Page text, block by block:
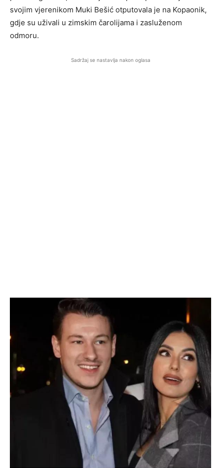
svojim vjerenikom Muki Bešić otputovala je na Kopaonik,
gdje su uživali u zimskim čarolijama i zasluženom
odmoru.
Sadržaj se nastavlja nakon oglasa